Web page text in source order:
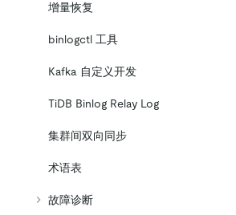
增量恢复
binlogctl 工具
Kafka 自定义开发
TiDB Binlog Relay Log
集群间双向同步
术语表
故障诊断